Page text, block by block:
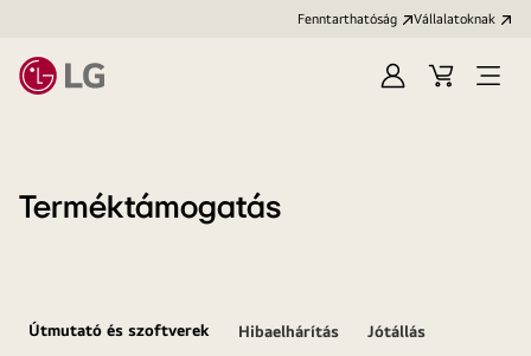
Fenntarthatóság Vállalatoknak
Bejelentkezés
KosárMenü
Terméktámogatás
Útmutató és szoftverek Hibaelhárítás Jótállás